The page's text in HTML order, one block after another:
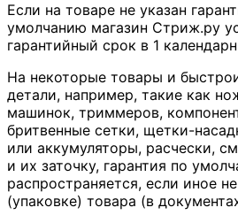
Если на товаре не указан
умолчанию магазин Стриж.ру
гарантийный срок в 1
На некоторые товары и
детали, например, такие как
машинок, триммеров,
бритвенные сетки, щетки-
или аккумуляторы, расчески,
и их заточку, гарантия по
распространяется, если иное
(упаковке) товара (в